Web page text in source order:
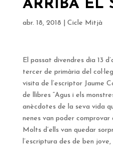
ARRIBA EL
abr. 18, 2018 Cicle Mitjà
El passat divendres dia 13
tercer de primària del
visita de l’escriptor Jaume
de llibres “Agus i els
anècdotes de la seva vida
nenes van poder
Molts d’ells van quedar
l’escriptura des de ben